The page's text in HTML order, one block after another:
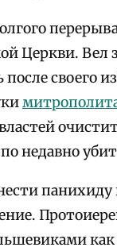
Церкви. Вел
после своего
недавно